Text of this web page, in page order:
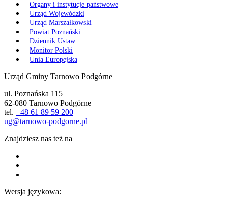
Organy i instytucje państwowe
Urząd Wojewódzki
Urząd Marszałkowski
Powiat Poznański
Dziennik Ustaw
Monitor Polski
Unia Europejska
Urząd Gminy Tarnowo Podgórne
ul. Poznańska 115
62-080 Tarnowo Podgórne
tel. +48 61 89 59 200
ug@tarnowo-podgorne.pl
Znajdziesz nas też na
Wersja językowa: